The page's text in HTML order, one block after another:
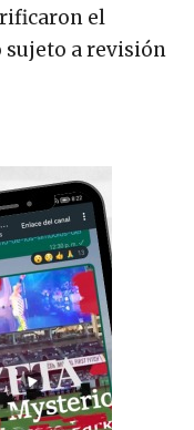
el
sujeto a revisión